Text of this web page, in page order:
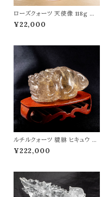
ローズクォーツ 天使像 118g パ
ワーストーン 天然石 t0559
¥22,000
ルチルクォーツ 貔貅 ヒキュウ 彫
物 258g 風水 開運祈願 金運祈
願 開運 金運 財産運 出世運 幸
¥222,000